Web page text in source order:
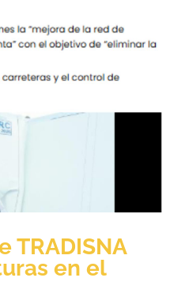
TRADISNA
en el